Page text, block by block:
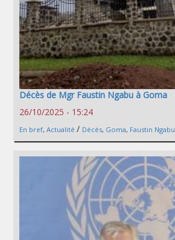
Décès de Mgr Faustin Ngabu à Goma
26/10/2025 - 15:24
En bref, Actualité / Décès, Goma, Faustin Ngabu